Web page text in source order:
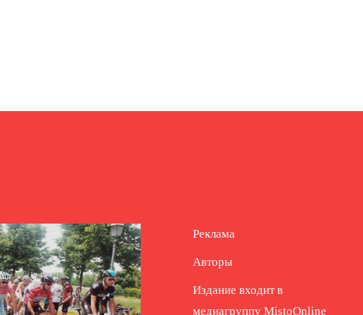
Реклама
Авторы
Издание входит в
медиагруппу MistoOnline